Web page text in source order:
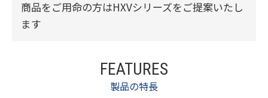
商品をご用命の方はHXVシリーズをご提案いたし
ます
FEATURES
製品の特長